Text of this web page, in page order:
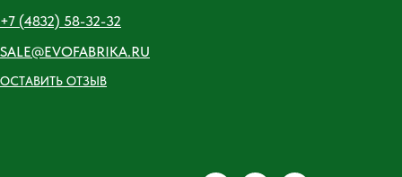
+7 (4832) 58-32-32
SALE@EVOFABRIKA.RU
ОСТАВИТЬ ОТЗЫВ